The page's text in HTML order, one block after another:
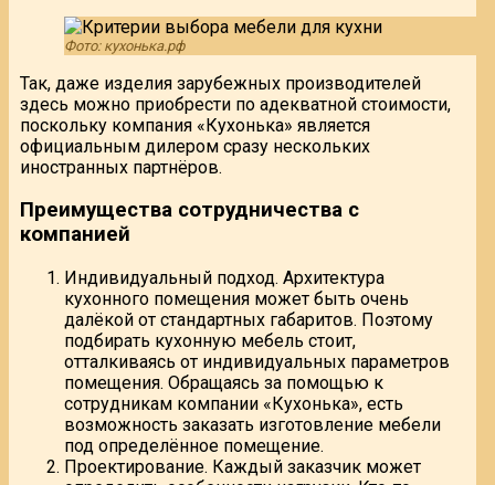
Фото: кухонька.рф
Так, даже изделия зарубежных производителей
здесь можно приобрести по адекватной стоимости,
поскольку компания «Кухонька» является
официальным дилером сразу нескольких
иностранных партнёров.
Преимущества сотрудничества с
компанией
Индивидуальный подход. Архитектура
кухонного помещения может быть очень
далёкой от стандартных габаритов. Поэтому
подбирать кухонную мебель стоит,
отталкиваясь от индивидуальных параметров
помещения. Обращаясь за помощью к
сотрудникам компании «Кухонька», есть
возможность заказать изготовление мебели
под определённое помещение.
Проектирование. Каждый заказчик может